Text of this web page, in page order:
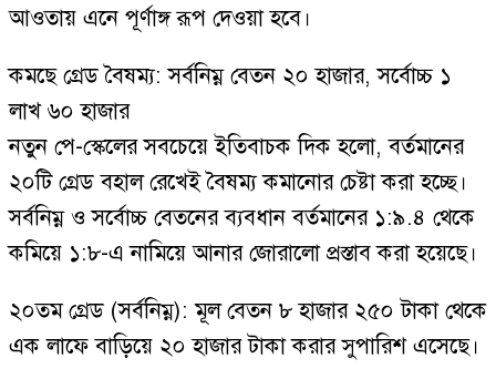
আওতায় এনে পূর্ণাঙ্গ রূপ দেওয়া হবে।
কমছে গ্রেড বৈষম্য: সর্বনিম্ন বেতন ২০ হাজার, সর্বোচ্চ ১
লাখ ৬০ হাজার
নতুন পে-স্কেলের সবচেয়ে ইতিবাচক দিক হলো, বর্তমানের
২০টি গ্রেড বহাল রেখেই বৈষম্য কমানোর চেষ্টা করা হচ্ছে।
সর্বনিম্ন ও সর্বোচ্চ বেতনের ব্যবধান বর্তমানের ১:৯.৪ থেকে
কমিয়ে ১:৮-এ নামিয়ে আনার জোরালো প্রস্তাব করা হয়েছে।
২০তম গ্রেড (সর্বনিম্ন): মূল বেতন ৮ হাজার ২৫০ টাকা থেকে
এক লাফে বাড়িয়ে ২০ হাজার টাকা করার সুপারিশ এসেছে।